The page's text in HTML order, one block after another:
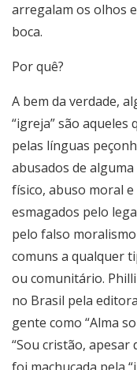
arregalam os olhos
boca.
Por quê?
A bem da verdade,
“igreja” são
pelas línguas
abusados de
físico, abuso moral
esmagados pelo
pelo falso
comuns a qualquer
ou comunitário.
no Brasil pela
gente como “Alma
“Sou cristão, apesar